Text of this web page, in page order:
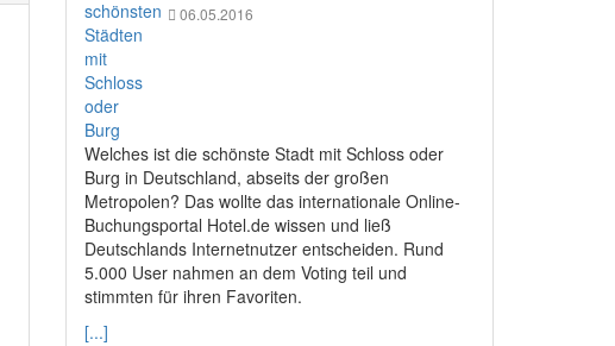
06.05.2016
Welches ist die schönste Stadt mit Schloss oder
Burg in Deutschland, abseits der großen
Metropolen? Das wollte das internationale Online-
Buchungsportal Hotel.de wissen und ließ
Deutschlands Internetnutzer entscheiden. Rund
5.000 User nahmen an dem Voting teil und
stimmten für ihren Favoriten.
[...]